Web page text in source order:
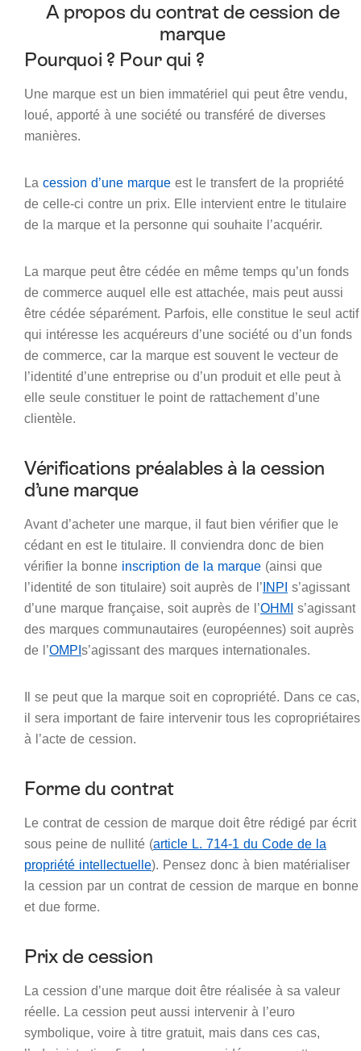
A propos du contrat de cession de
marque
Pourquoi ? Pour qui ?
Une marque est un bien immatériel qui peut être vendu,
loué, apporté à une société ou transféré de diverses
manières.
La cession d’une marque est le transfert de la propriété
de celle-ci contre un prix. Elle intervient entre le titulaire
de la marque et la personne qui souhaite l’acquérir.
La marque peut être cédée en même temps qu’un fonds
de commerce auquel elle est attachée, mais peut aussi
être cédée séparément. Parfois, elle constitue le seul actif
qui intéresse les acquéreurs d’une société ou d’un fonds
de commerce, car la marque est souvent le vecteur de
l’identité d’une entreprise ou d’un produit et elle peut à
elle seule constituer le point de rattachement d’une
clientèle.
Vérifications préalables à la cession
d’une marque
Avant d’acheter une marque, il faut bien vérifier que le
cédant en est le titulaire. Il conviendra donc de bien
vérifier la bonne inscription de la marque (ainsi que
l’identité de son titulaire) soit auprès de l’INPI s’agissant
d’une marque française, soit auprès de l’OHMI s’agissant
des marques communautaires (européennes) soit auprès
de l’OMPIs’agissant des marques internationales.
Il se peut que la marque soit en copropriété. Dans ce cas,
il sera important de faire intervenir tous les copropriétaires
à l’acte de cession.
Forme du contrat
Le contrat de cession de marque doit être rédigé par écrit
sous peine de nullité (article L. 714-1 du Code de la
propriété intellectuelle). Pensez donc à bien matérialiser
la cession par un contrat de cession de marque en bonne
et due forme.
Prix de cession
La cession d’une marque doit être réalisée à sa valeur
réelle. La cession peut aussi intervenir à l’euro
symbolique, voire à titre gratuit, mais dans ces cas,